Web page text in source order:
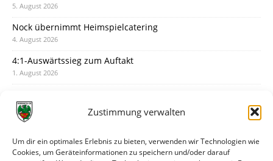
Zustimmung verwalten
Um dir ein optimales Erlebnis zu bieten, verwenden wir Technologien wie
Cookies, um Geräteinformationen zu speichern und/oder darauf
5. August 2026
Nock übernimmt Heimspielcatering
4. August 2026
4:1-Auswärtssieg zum Auftakt
1. August 2026
31. Juli 2026
30. Juli 2026